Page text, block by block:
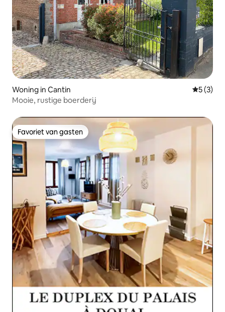
Woning in Cantin
5 (3)
Mooie, rustige boerderij
Favoriet van gasten
Favoriet van gasten